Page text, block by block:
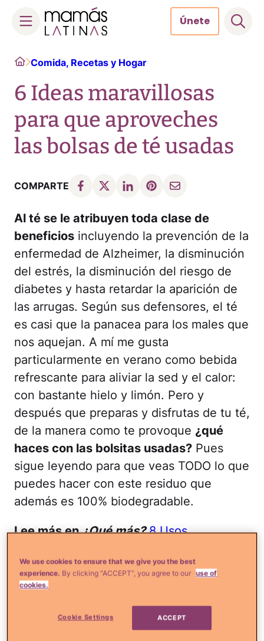
content
Únete
HomeComida, Recetas y Hogar
6 Ideas maravillosas
para que aproveches
las bolsas de té usadas
COMPARTE
Al té se le atribuyen toda clase de
beneficios incluyendo la prevención de la
enfermedad de Alzheimer, la disminución
del estrés, la disminución del riesgo de
diabetes y hasta retardar la aparición de
las arrugas. Según sus defensores, el té
es casi que la panacea para los males que
nos aquejan. A mí me gusta
particularmente en verano como bebida
refrescante para aliviar la sed y el calor:
con bastante hielo y limón. Pero y
después que preparas y disfrutas de tu té,
de la manera como te provoque ¿qué
haces con las bolsitas usadas? Pues
sigue leyendo para que veas TODO lo que
puedes hacer con este residuo que
además es 100% biodegradable.
Lee más en¿Qué más? 8 Usos
tu vida más fácil
unas manos para las plantas sólo
comparable con su rica sazón para
We use cookies to ensure that we give you the best
experience. By clicking “ACCEPT”, you agree to our use of
cookies.
Cookie Settings ACCEPT